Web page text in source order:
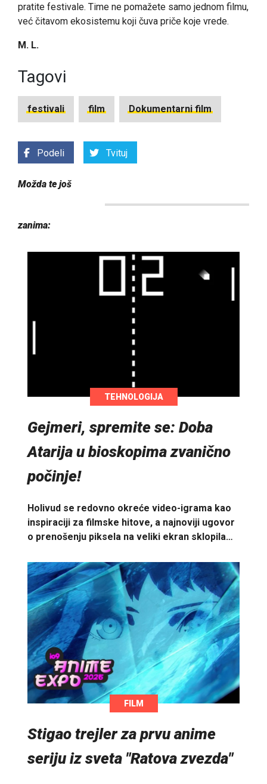
pratite festivale. Time ne pomažete samo jednom filmu,
već čitavom ekosistemu koji čuva priče koje vredе.
M. L.
Tagovi
festivali film Dokumentarni film
Podeli Tvituj
Možda te još
zanima:
TEHNOLOGIJA
Gejmeri, spremite se: Doba
Atarija u bioskopima zvanično
počinje!
Holivud se redovno okreće video-igrama kao
inspiraciji za filmske hitove, a najnoviji ugovor
o prenošenju piksela na veliki ekran sklopila…
FILM
Stigao trejler za prvu anime
seriju iz sveta "Ratova zvezda"